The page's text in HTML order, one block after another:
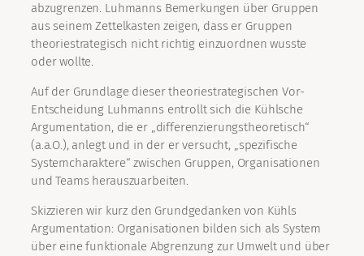
abzugrenzen. Luhmanns Bemerkungen über Gruppen
aus seinem Zettelkasten zeigen, dass er Gruppen
theoriestrategisch nicht richtig einzuordnen wusste
oder wollte.
Auf der Grundlage dieser theoriestrategischen Vor-
Entscheidung Luhmanns entrollt sich die Kühlsche
Argumentation, die er „differenzierungstheoretisch“
(a.a.O.), anlegt und in der er versucht, „spezifische
Systemcharaktere“ zwischen Gruppen, Organisationen
und Teams herauszuarbeiten.
Skizzieren wir kurz den Grundgedanken von Kühls
Argumentation: Organisationen bilden sich als System
über eine funktionale Abgrenzung zur Umwelt und über